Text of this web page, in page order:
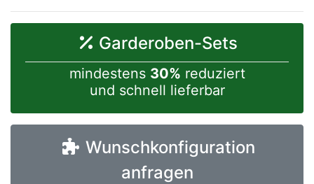
Garderoben-Sets
mindestens 30% reduziert
und schnell lieferbar
Wunschkonfiguration
anfragen